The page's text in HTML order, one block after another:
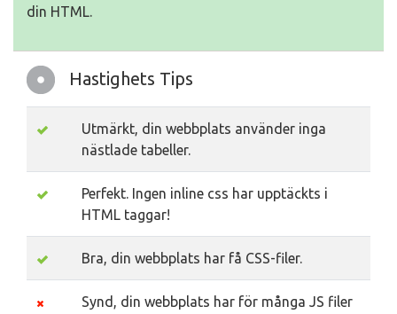
din HTML.
Hastighets Tips
Utmärkt, din webbplats använder inga
nästlade tabeller.
Perfekt. Ingen inline css har upptäckts i
HTML taggar!
Bra, din webbplats har få CSS-filer.
Synd, din webbplats har för många JS filer